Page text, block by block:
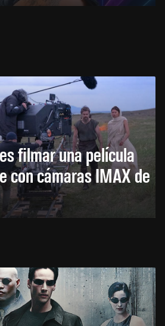
filmar una película
con cámaras IMAX de